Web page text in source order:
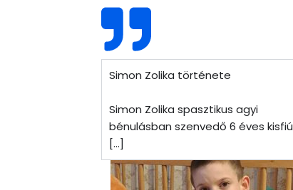
Simon Zolika története
Simon Zolika spasztikus agyi
bénulásban szenvedő 6 éves kisfiú
[...]